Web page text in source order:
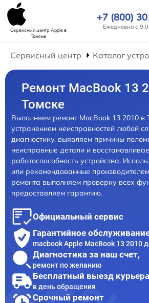
Сервисный центр Appleв
Томске
+7 (800)
Ежедневно с
Сервисный центр Каталог
Ремонт MacBook 13
Томске
Выполняем ремонт MacBook 13 2010 в
устранением неисправностей любой
диагностику, выявляем причины
неисправные детали и
работоспособность устройства.
или рекомендованные
ремонта выполняем проверку всех
предоставляем гарантию.
Официальный сервис
Гарантийное
macbook Apple MacBook 13 2010
Диагностика за наш счет,
ремонт по желанию
Бесплатный выезд курьера
в день обращения
Срочный ремонт